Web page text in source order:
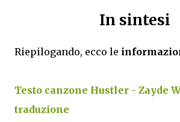
In sintesi
Riepilogando, ecco le
Testo canzone Hustler - Zayde
traduzione